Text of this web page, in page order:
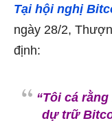
Tại hội nghị
ngày 28/2,
định:
“Tôi cá
dự trữ